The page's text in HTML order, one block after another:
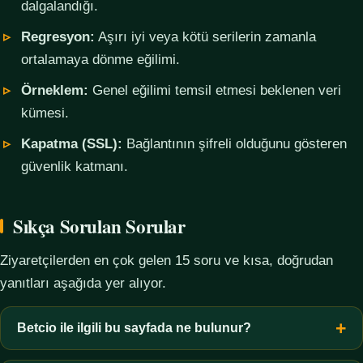
dalgalandığı.
Regresyon: Aşırı iyi veya kötü serilerin zamanla
ortalamaya dönme eğilimi.
Örneklem: Genel eğilimi temsil etmesi beklenen veri
kümesi.
Kapatma (SSL): Bağlantının şifreli olduğunu gösteren
güvenlik katmanı.
Sıkça Sorulan Sorular
Ziyaretçilerden en çok gelen 15 soru ve kısa, doğrudan
yanıtları aşağıda yer alıyor.
Betcio ile ilgili bu sayfada ne bulunur?
Bu sayfada yalnızca kavramsal bilgi, terim açıklamaları, veri